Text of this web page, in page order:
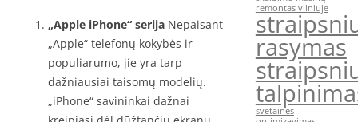
„Apple iPhone“ serija Nepaisant
„Apple“ telefonų kokybės ir
populiarumo, jie yra tarp
dažniausiai taisomų modelių.
„iPhone“ savininkai dažnai
remontas vilniuje
rasymas
svetaines